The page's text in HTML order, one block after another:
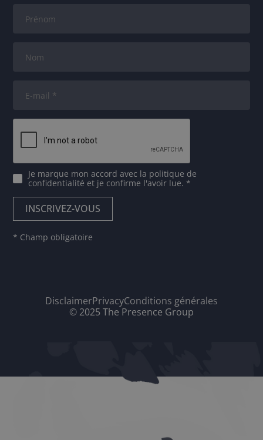
Je marque mon accord avec la politique de
confidentialité et je confirme l'avoir lue. *
* Champ obligatoire
DisclaimerPrivacyConditions générales
© 2025 The Presence Group